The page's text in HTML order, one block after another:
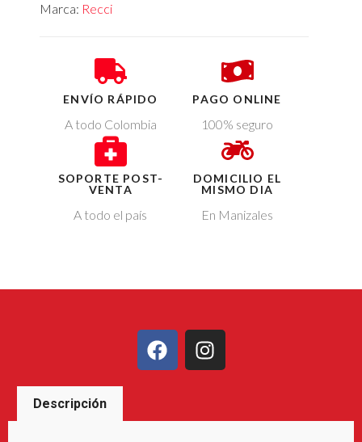
Marca: Recci
ENVÍO RÁPIDO
A todo Colombia
SOPORTE POST-
VENTA
A todo el país
PAGO ONLINE
100% seguro
DOMICILIO EL
MISMO DIA
En Manizales
Descripción